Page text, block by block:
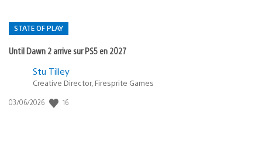
STATE OF PLAY
Until Dawn 2 arrive sur PS5 en 2027
Postée
:
Stu Tilley
Creative Director, Firesprite Games
Date
03/06/2026 16